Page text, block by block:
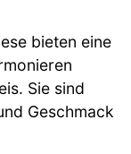
bieten eine
Sie sind
Geschmack